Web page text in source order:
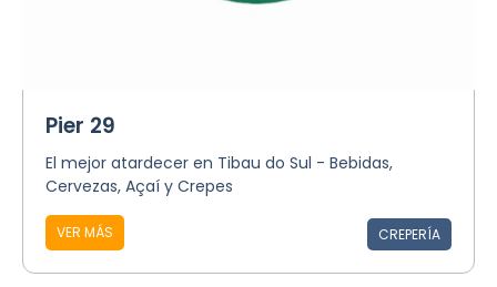
Pier 29
El mejor atardecer en Tibau do Sul - Bebidas,
Cervezas, Açaí y Crepes
VER MÁS CREPERÍA